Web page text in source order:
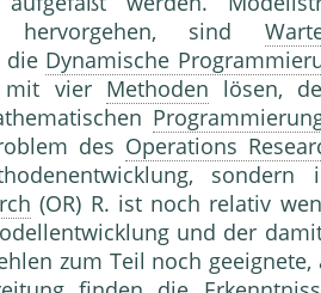
hervorgehen, sind
die Dynamische
mit vier Methoden lösen,
des Operations
(OR) R. ist noch relativ
und der
zum Teil noch